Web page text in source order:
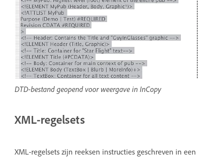
DTD-bestand geopend voor weergave in InCopy
XML-regelsets
XML-regelsets zijn reeksen instructies geschreven in een